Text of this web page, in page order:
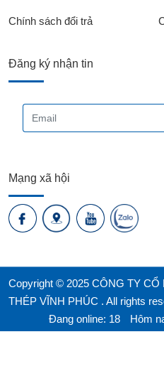
Chính sách đổi trả
Đăng ký nhận tin
Mạng xã hội
Copyright © 2025 CÔNG TY
THÉP VĨNH PHÚC . All rights
Đang online: 18
Hôm